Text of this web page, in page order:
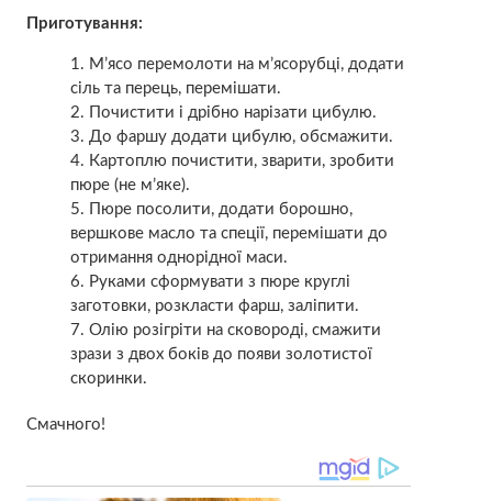
Приготування:
М’ясо перемолоти на м’ясорубці, додати
сіль та перець, перемішати.
Почистити і дрібно нарізати цибулю.
До фаршу додати цибулю, обсмажити.
Картоплю почистити, зварити, зробити
пюре (не м’яке).
Пюре посолити, додати борошно,
вершкове масло та спеції, перемішати до
отримання однорідної маси.
Руками сформувати з пюре круглі
заготовки, розкласти фарш, заліпити.
Олію розігріти на сковороді, смажити
зрази з двох боків до появи золотистої
скоринки.
Смачного!